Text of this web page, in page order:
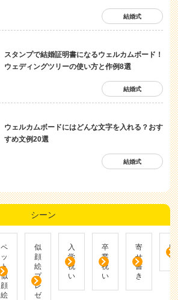
結婚式
スタンプで結婚証明書になるウェルカムボード！
ウェディングツリーの使い方と作例8選
結婚式
ウェルカムボードにはどんな文字を入れる？おす
すめ文例20選
結婚式
シーン
ペ
ッ
ト
似
顔
絵
似
顔
絵
プ
レ
ゼ
入
学
祝
い
卒
業
祝
い
寄
せ
書
き
帰
省